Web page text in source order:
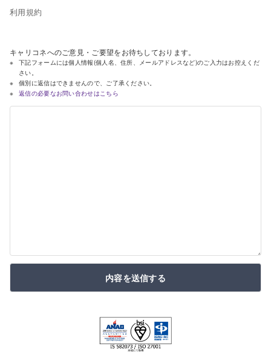
利用規約
キャリコネへのご意見・ご要望をお待ちしております。
下記フォームには個人情報(個人名、住所、メールアドレスなど)のご入力はお控えくだ
さい。
個別に返信はできませんので、ご了承ください。
返信の必要なお問い合わせはこちら
内容を送信する